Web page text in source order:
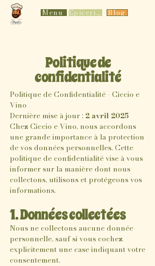
Menu Epicerie Blog
Politique de
confidentialité
Politique de Confidentialité - Ciccio e
Vino
Dernière mise à jour : 2 avril 2025
Chez Ciccio e Vino, nous accordons
une grande importance à la protection
de vos données personnelles. Cette
politique de confidentialité vise à vous
informer sur la manière dont nous
collectons, utilisons et protégeons vos
informations.
1. Données collectées
Nous ne collectons aucune donnée
personnelle, sauf si vous cochez
explicitement une case indiquant votre
consentement.